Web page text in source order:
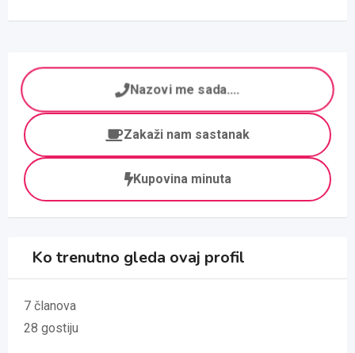
Nazovi me sada....
Zakaži nam sastanak
Kupovina minuta
Ko trenutno gleda ovaj profil
7 članova
28 gostiju